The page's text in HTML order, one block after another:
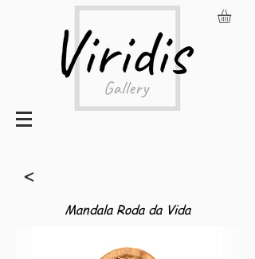
<
Mandala Roda da Vida